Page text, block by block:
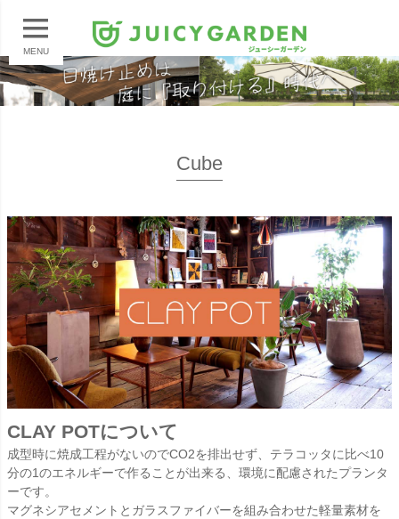
MENU
Cube
CLAY POTについて
成型時に焼成工程がないのでCO2を排出せず、テラコッタに比べ10
分の1のエネルギーで作ることが出来る、環境に配慮されたプランタ
ーです。
マグネシアセメントとガラスファイバーを組み合わせた軽量素材を